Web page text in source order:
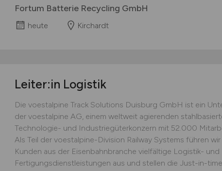
Fortum Batterie Recycling GmbH
heute Kirchardt
Leiter:in Logistik
Die voestalpine Track Solutions Duisburg GmbH ist ein
der voestalpine AG, einem weltweit agierenden
Technologie- und Industriegüterkonzern mit 52.000
Als Teil der voestalpine-Division Railway Systems führen
Kunden aus der Eisenbahnbranche vielfältige Logistik- und
Fertigungsdienstleistungen aus und stellen die Just-in-